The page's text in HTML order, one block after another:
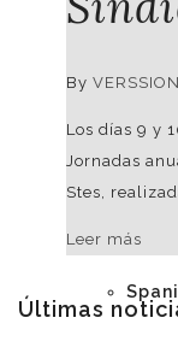
By VERSSION
Los días 9 y
Jornadas
Stes,
Leer más
Últimas